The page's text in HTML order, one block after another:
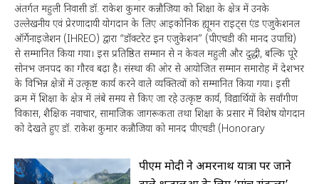
को मिला राष्ट्रीय सम्मान
अंतर्गत महुली निवासी डॉ. राकेश कुमार कन्नौजिया को शिक्षा के क्षेत्र में उनके
उल्लेखनीय एवं प्रेरणादायी योगदान के लिए आइकोनिक ह्यूमन राइट्स एंड एजुकेशनल
ऑर्गेनाइजेशन (IHREO) द्वारा “डॉक्टरेट इन एजुकेशन” (पीएचडी की मानद उपाधि)
से सम्मानित किया गया। इस प्रतिष्ठित सम्मान से न केवल महुली और दुद्धी, बल्कि पूरे
सोनभद्र जनपद का गौरव बढ़ा है। संस्था की ओर से आयोजित सम्मान समारोह में देशभर
के विभिन्न क्षेत्रों में उत्कृष्ट कार्य करने वाले व्यक्तित्वों को सम्मानित किया गया। इसी
क्रम में शिक्षा के क्षेत्र में लंबे समय से किए जा रहे उत्कृष्ट कार्य, विद्यार्थियों के सर्वांगीण
विकास, शैक्षिक नवाचार, सामाजिक जागरूकता तथा शिक्षा के प्रसार में विशेष योगदान
को देखते हुए डॉ. राकेश कुमार कन्नौजिया को मानद पीएचडी (Honorary
पीएम मोदी ने अमरनाथ यात्रा पर जाने